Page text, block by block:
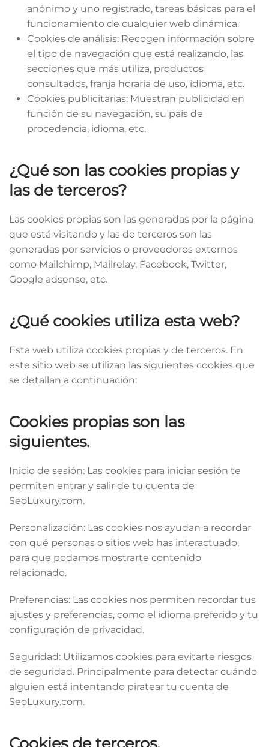
anónimo y uno registrado, tareas básicas para el
funcionamiento de cualquier web dinámica.
Cookies de análisis: Recogen información sobre
el tipo de navegación que está realizando, las
secciones que más utiliza, productos
consultados, franja horaria de uso, idioma, etc.
Cookies publicitarias: Muestran publicidad en
función de su navegación, su país de
procedencia, idioma, etc.
¿Qué son las cookies propias y
las de terceros?
Las cookies propias son las generadas por la página
que está visitando y las de terceros son las
generadas por servicios o proveedores externos
como Mailchimp, Mailrelay, Facebook, Twitter,
Google adsense, etc.
¿Qué cookies utiliza esta web?
Esta web utiliza cookies propias y de terceros. En
este sitio web se utilizan las siguientes cookies que
se detallan a continuación:
Cookies propias son las
siguientes.
Inicio de sesión: Las cookies para iniciar sesión te
permiten entrar y salir de tu cuenta de
SeoLuxury.com.
Personalización: Las cookies nos ayudan a recordar
con qué personas o sitios web has interactuado,
para que podamos mostrarte contenido
relacionado.
Preferencias: Las cookies nos permiten recordar tus
ajustes y preferencias, como el idioma preferido y tu
configuración de privacidad.
Seguridad: Utilizamos cookies para evitarte riesgos
de seguridad. Principalmente para detectar cuándo
alguien está intentando piratear tu cuenta de
SeoLuxury.com.
Cookies de terceros.